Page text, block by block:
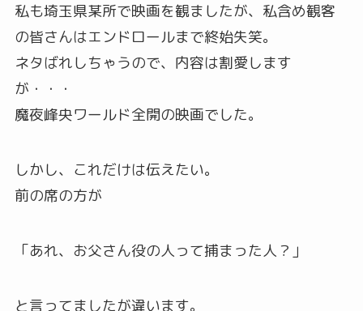
私も埼玉県某所で映画を観ましたが、私含め観客
の皆さんはエンドロールまで終始失笑。
ネタばれしちゃうので、内容は割愛します
が・・・
魔夜峰央ワールド全開の映画でした。
しかし、これだけは伝えたい。
前の席の方が
「あれ、お父さん役の人って捕まった人？」
と言ってましたが違います。